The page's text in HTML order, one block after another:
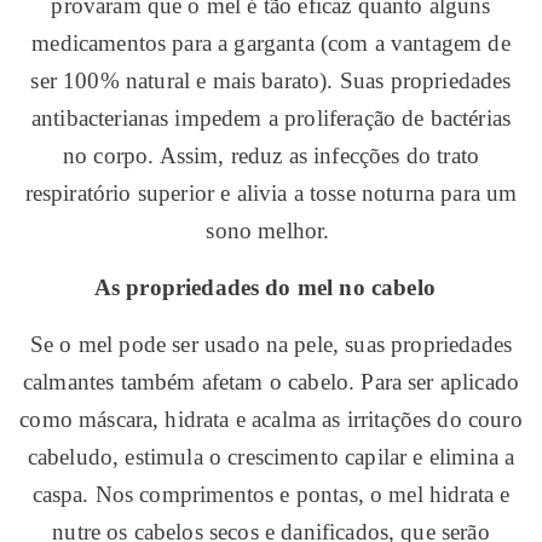
provaram que o mel é tão eficaz quanto alguns
medicamentos para a garganta (com a vantagem de
ser 100% natural e mais barato). Suas propriedades
antibacterianas impedem a proliferação de bactérias
no corpo. Assim, reduz as infecções do trato
respiratório superior e alivia a tosse noturna para um
sono melhor.
As propriedades do mel no cabelo
Se o mel pode ser usado na pele, suas propriedades
calmantes também afetam o cabelo. Para ser aplicado
como máscara, hidrata e acalma as irritações do couro
cabeludo, estimula o crescimento capilar e elimina a
caspa. Nos comprimentos e pontas, o mel hidrata e
nutre os cabelos secos e danificados, que serão